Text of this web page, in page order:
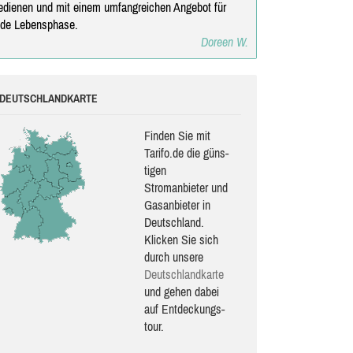
und mit einem umfangreichen Angebot für
Lebensphase.
Doreen W.
DEUTSCHLANDKARTE
Finden Sie mit
Tarifo.de die güns­
ti­gen
Stromanbieter und
Gasanbieter in
Deutschland.
Klicken Sie sich
durch unsere
Deutsch­land­karte
und gehen dabei
auf Ent­de­ckungs­
tour.